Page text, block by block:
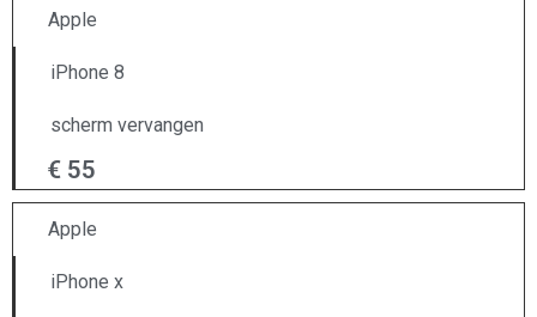
Apple
iPhone 8
scherm vervangen
€ 55
Apple
iPhone x